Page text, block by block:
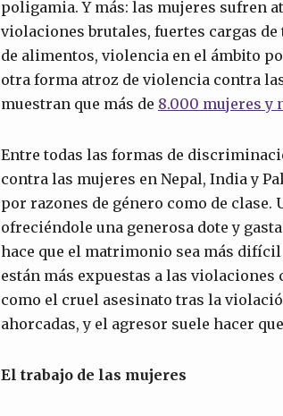
poligamia. Y más: las mujeres sufren
violaciones brutales, fuertes cargas
de alimentos, violencia en el ámbito
otra forma atroz de violencia contra
muestran que más de 8.000 mujeres y
Entre todas las formas de
contra las mujeres en Nepal, India y
por razones de género como de
ofreciéndole una generosa dote y
hace que el matrimonio sea más
están más expuestas a las
como el cruel asesinato tras la
ahorcadas, y el agresor suele hacer
El trabajo de las mujeres